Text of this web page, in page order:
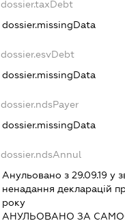
dossier.taxDebt
dossier.missingData
dossier.esvDebt
dossier.missingData
dossier.ndsPayer
dossier.missingData
dossier.ndsAnnul
Анульовано з 29.09.19 у
ненадання декларацiй
року
АНУЛЬОВАНО ЗА